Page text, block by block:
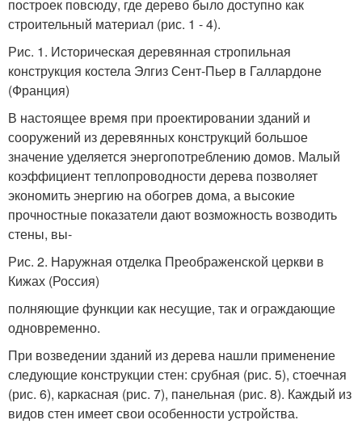
построек повсюду, где дерево было доступно как
строительный материал (рис. 1 - 4).
Рис. 1. Историческая деревянная стропильная
конструкция костела Элгиз Сент-Пьер в Галлардоне
(Франция)
В настоящее время при проектировании зданий и
сооружений из деревянных конструкций большое
значение уделяется энергопотреблению домов. Малый
коэффициент теплопроводности дерева позволяет
экономить энергию на обогрев дома, а высокие
прочностные показатели дают возможность возводить
стены, вы-
Рис. 2. Наружная отделка Преображенской церкви в
Кижах (Россия)
полняющие функции как несущие, так и ограждающие
одновременно.
При возведении зданий из дерева нашли применение
следующие конструкции стен: срубная (рис. 5), стоечная
(рис. 6), каркасная (рис. 7), панельная (рис. 8). Каждый из
видов стен имеет свои особенности устройства.